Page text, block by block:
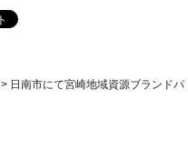
> 日南市にて宮崎地域資源ブランドパ